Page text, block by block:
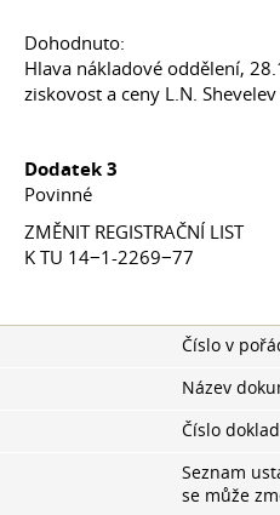
Dohodnuto:
Hlava nákladové oddělení,
ziskovost a ceny L.N. Shevelev
Dodatek 3
Povinné
ZMĚNIT REGISTRAČNÍ LIST
K TU 14−1-2269−77
Číslo v
Název
Číslo
Seznam
se může